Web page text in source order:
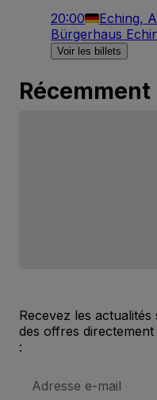
20:00 Eching,
Bürgerhaus
Voir les billets
Recevez les
des offres
:
e-